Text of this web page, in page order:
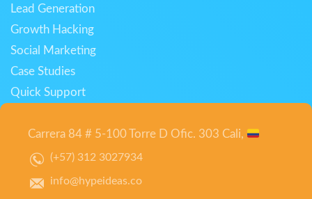
Lead Generation
Growth Hacking
Social Marketing
Case Studies
Quick Support
Carrera 84 # 5-100 Torre D Ofic. 303 Cali,
(+57) 312 3027934
info@hypeideas.co